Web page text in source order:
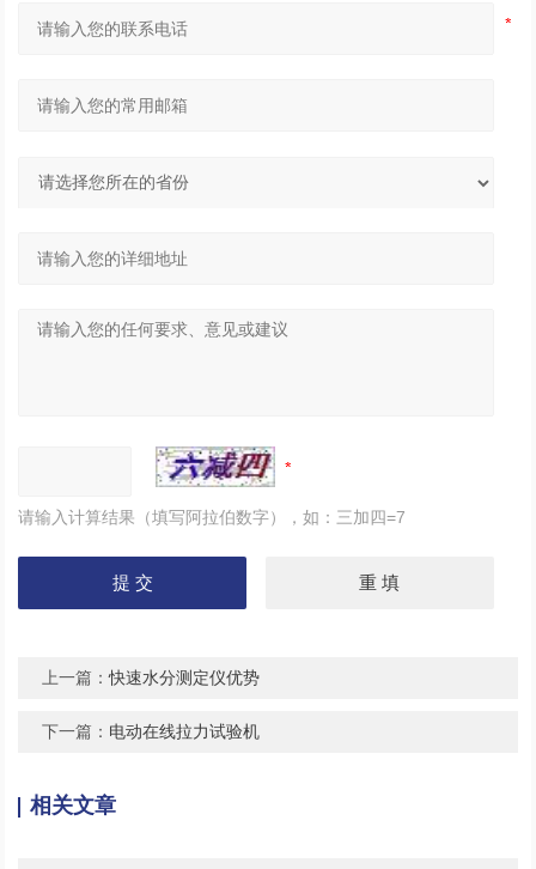
请输入计算结果（填写阿拉伯数字），如：三加四=7
上一篇：快速水分测定仪优势
下一篇： 电动在线拉力试验机
相关文章